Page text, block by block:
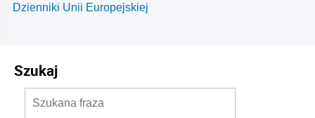
Dzienniki Unii Europejskiej
Szukaj